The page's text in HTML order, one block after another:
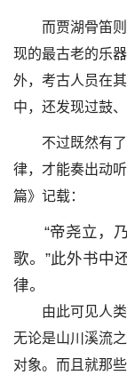
而贾湖骨笛
现的最古老的乐
外，考古人员在
中，还发现过鼓
不过既然有
律，才能奏出动
篇》记载：
“帝尧立，
歌。”此外书中
律。
由此可见人
无论是山川溪流
对象。而且就那